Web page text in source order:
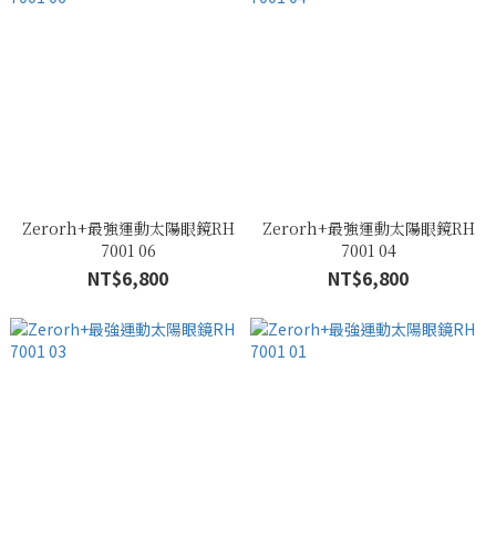
Zerorh+最強運動太陽眼鏡RH
7001 06
NT$6,800
Zerorh+最強運動太陽眼鏡RH
7001 04
NT$6,800